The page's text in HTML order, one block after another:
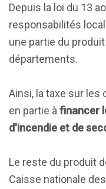
Depuis la loi du 13
responsabilités
une partie du
départements.
Ainsi, la taxe sur
en partie à financer
d'incendie et de
Le reste du produit
Caisse nationale